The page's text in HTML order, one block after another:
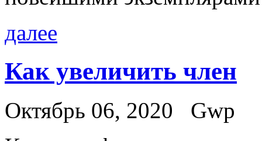
далее
Как увеличить член
Октябрь 06, 2020
Gwp